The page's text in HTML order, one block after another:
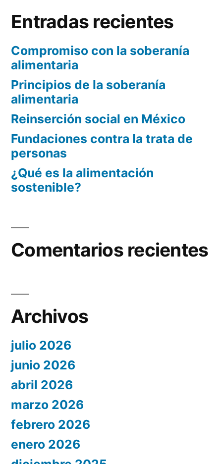
Entradas recientes
Compromiso con la soberanía
alimentaria
Principios de la soberanía
alimentaria
Reinserción social en México
Fundaciones contra la trata de
personas
¿Qué es la alimentación
sostenible?
Comentarios recientes
Archivos
julio 2026
junio 2026
abril 2026
marzo 2026
febrero 2026
enero 2026